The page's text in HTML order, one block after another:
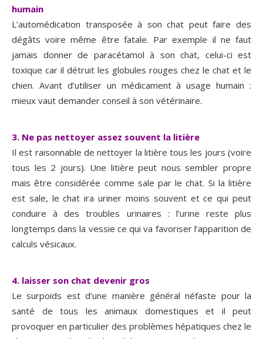
humain
L’automédication transposée à son chat peut faire des
dégâts voire même être fatale. Par exemple il ne faut
jamais donner de paracétamol à son chat, celui-ci est
toxique car il détruit les globules rouges chez le chat et le
chien. Avant d’utiliser un médicament à usage humain :
mieux vaut demander conseil à son vétérinaire.
3. Ne pas nettoyer assez souvent la litière
Il est raisonnable de nettoyer la litière tous les jours (voire
tous les 2 jours). Une litière peut nous sembler propre
mais être considérée comme sale par le chat. Si la litière
est sale, le chat ira uriner moins souvent et ce qui peut
conduire à des troubles urinaires : l’urine reste plus
longtemps dans la vessie ce qui va favoriser l’apparition de
calculs vésicaux.
4. laisser son chat devenir gros
Le surpoids est d’une manière général néfaste pour la
santé de tous les animaux domestiques et il peut
provoquer en particulier des problèmes hépatiques chez le